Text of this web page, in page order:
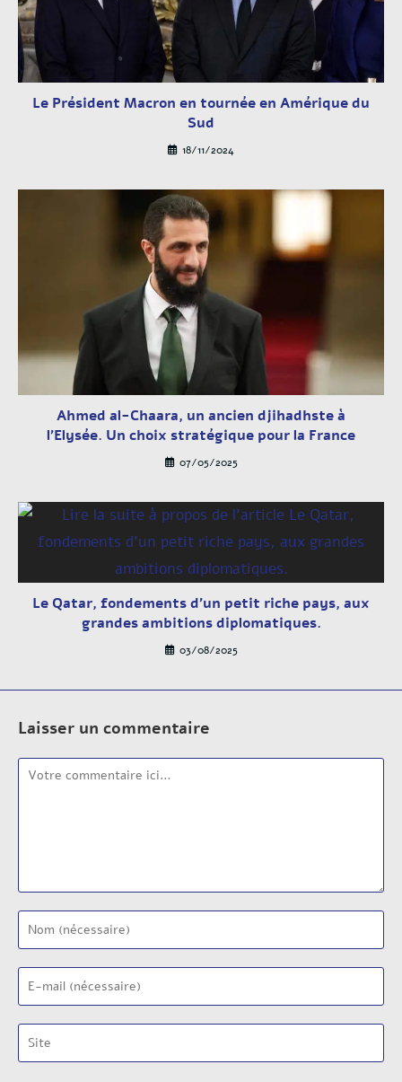
Le Président Macron en tournée en Amérique du
Sud
18/11/2024
Ahmed al-Chaara, un ancien djihadhste à
l’Elysée. Un choix stratégique pour la France
07/05/2025
Le Qatar, fondements d’un petit riche pays, aux
grandes ambitions diplomatiques.
03/08/2025
Laisser un commentaire